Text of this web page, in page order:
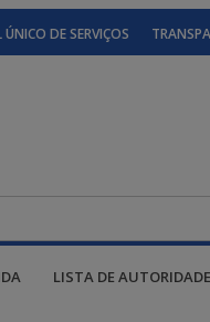
DE SERVIÇOS
LISTA DE